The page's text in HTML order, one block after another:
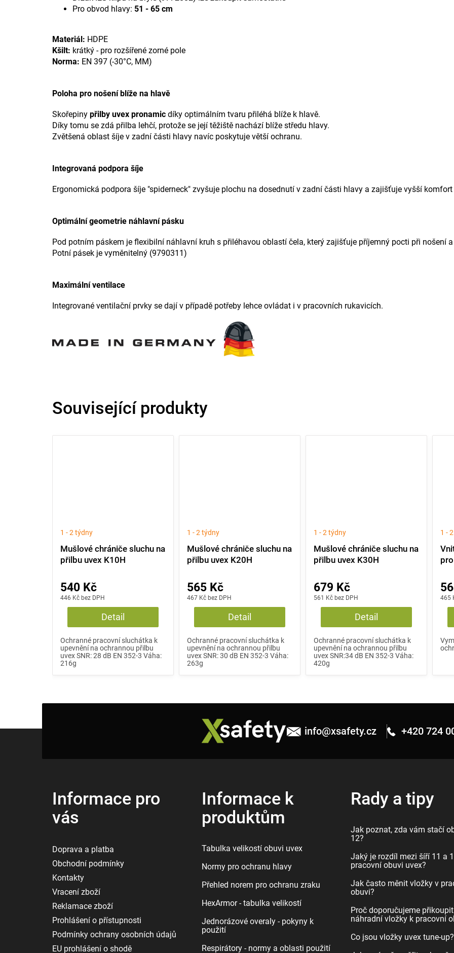
Související produkty
Mušlové chrániče sluchu na
přilbu uvex K10H
1 - 2 týdny
446 Kč bez DPH
540 Kč
Detail
Ochranné pracovní sluchátka k
upevnění na ochrannou přilbu
uvex SNR: 28 dB EN 352-3 Váha:
216g
Mušlové chrániče sluchu na
přilbu uvex K20H
1 - 2 týdny
467 Kč bez DPH
565 Kč
Detail
Ochranné pracovní sluchátka k
upevnění na ochrannou přilbu
uvex SNR: 30 dB EN 352-3 Váha:
263g
Mušlové chrániče sluchu na
přilbu uvex K30H
1 - 2 týdny
561 Kč bez DPH
679 Kč
Detail
Ochranné pracovní sluchátka k
upevnění na ochrannou přilbu
uvex SNR:34 dB EN 352-3 Váha:
420g
1 -
465
Pro obvod hlavy: 51 - 65 cm
Materiál: HDPE
Kšilt: krátký - pro rozšířené zorné pole
Norma: EN 397 (-30°C, MM)
Poloha pro nošení blíže na hlavě
Skořepiny přilby uvex pronamic díky optimálním tvaru přiléhá blíže k hlavě.
Díky tomu se zdá přilba lehčí, protože se její těžiště nachází blíže středu hlavy.
Zvětšená oblast šíje v zadní části hlavy navíc poskytuje větší ochranu.
Integrovaná podpora šíje
Ergonomická podpora šíje "spiderneck" zvyšuje plochu na dosednutí v zadní části hlavy a zajišťuje vyšší
Optimální geometrie náhlavní pásku
Pod potním páskem je flexibilní náhlavní kruh s přiléhavou oblastí čela, který zajišťuje příjemný pocti při nošení
Potní pásek je vyměnitelný (9790311)
Maximální ventilace
Integrované ventilační prvky se dají v případě potřeby lehce ovládat i v pracovních rukavicích.
info@xsafety.cz +420 724
Informace pro
vás
Doprava a platba
Obchodní podmínky
Kontakty
Vracení zboží
Reklamace zboží
Prohlášení o přístupnosti
Podmínky ochrany osobních údajů
EU prohlášení o shodě
Informace k
produktům
Tabulka velikostí obuvi uvex
Normy pro ochranu hlavy
Přehled norem pro ochranu zraku
HexArmor - tabulka velikostí
Jednorázové overaly - pokyny k
použití
Respirátory - normy a oblasti použití
Rady a tipy
Jak poznat, zda vám stačí
12?
Jaký je rozdíl mezi šíří 11 a
pracovní obuvi uvex?
Jak často měnit vložky v
obuvi?
Proč doporučujeme přikoupit
náhradní vložky k pracovní
Co jsou vložky uvex tune-up?